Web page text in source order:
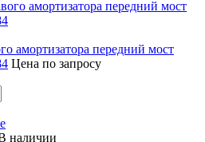
амортизатора передний мост
Цена по запросу
наличии